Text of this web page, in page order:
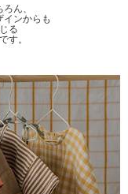
ん、
インからも
る
す。